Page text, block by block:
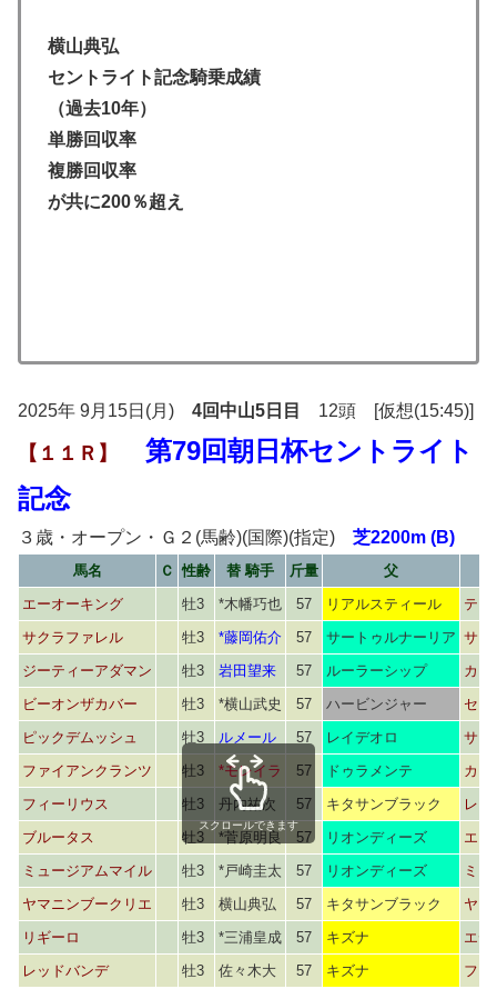
横山典弘
セントライト記念騎乗成績
（過去10年）
単勝回収率
複勝回収率
が共に200％超え
2025年 9月15日(月) 4回中山5日目 12頭 [仮想(15:45)]
【１１Ｒ】
第79回朝日杯セントライト
記念
３歳・オープン・Ｇ２(馬齢)(国際)(指定) 芝2200m (B)
馬名 Ｃ 性齢 替 騎手 斤量
父
エーオーキング
牡3 *木幡巧也 57 リアルスティール
テイ
サクラファレル
牡3 *藤岡佑介 57 サートゥルナーリア サク
ジーティーアダマン
牡3 岩田望来 57 ルーラーシップ
カウ
ビーオンザカバー
牡3 *横山武史 57 ハービンジャー
セレ
ピックデムッシュ
牡3 ルメール 57 レイデオロ
サン
ファイアンクランツ
牡3 *モレイラ 57 ドゥラメンテ
カラ
フィーリウス
牡3 丹内祐次 57 キタサンブラック
レ
ブルータス
牡3 *菅原明良 57 リオンディーズ
エン
ミュージアムマイル
牡3 *戸崎圭太 57 リオンディーズ
ミ
ヤマニンブークリエ
牡3 横山典弘 57 キタサンブラック
ヤマ
リギーロ
牡3 *三浦皇成 57 キズナ
エデ
レッドバンデ
牡3 佐々木大 57 キズナ フィ
スクロールできます